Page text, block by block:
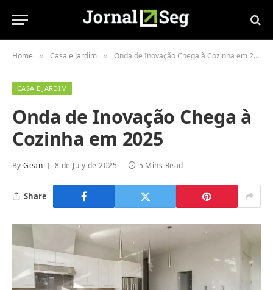
Home » Casa e Jardim » Onda de Inovação Chega à Cozinha em 2025
CASA E JARDIM
Onda de Inovação Chega à
Cozinha em 2025
By Gean 8 de July de 2025 5 Mins Read
Share